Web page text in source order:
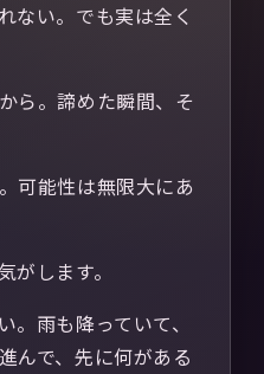
ない。でも実は全く
ら。諦めた瞬間、そ
可能性は無限大にあ
がします。
。雨も降っていて、
んで、先に何がある